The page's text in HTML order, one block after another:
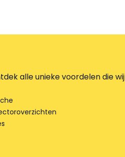
alle unieke voordelen die wij